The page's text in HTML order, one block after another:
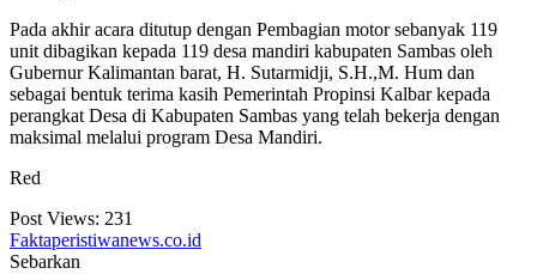
Pada akhir acara ditutup dengan Pembagian motor sebanyak 119
unit dibagikan kepada 119 desa mandiri kabupaten Sambas oleh
Gubernur Kalimantan barat, H. Sutarmidji, S.H.,M. Hum dan
sebagai bentuk terima kasih Pemerintah Propinsi Kalbar kepada
perangkat Desa di Kabupaten Sambas yang telah bekerja dengan
maksimal melalui program Desa Mandiri.
Red
Post Views: 231
Faktaperistiwanews.co.id
Sebarkan